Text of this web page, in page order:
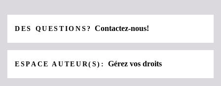
DES QUESTIONS?Contactez-nous!
ESPACE AUTEUR(S):Gérez vos droits